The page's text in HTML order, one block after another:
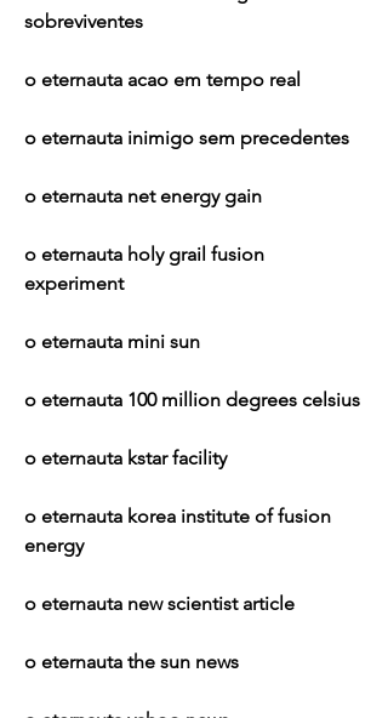
sobreviventes
o eternauta acao em tempo real
o eternauta inimigo sem precedentes
o eternauta net energy gain
o eternauta holy grail fusion
experiment
o eternauta mini sun
o eternauta kstar facility
o eternauta korea institute of fusion
energy
o eternauta new scientist article
o eternauta the sun news